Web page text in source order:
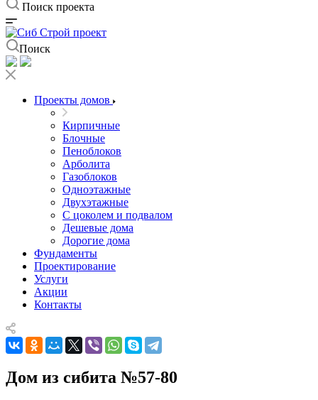
Поиск проекта
Поиск
Проекты домов
Кирпичные
Блочные
Пеноблоков
Арболита
Газоблоков
Одноэтажные
Двухэтажные
С цоколем и подвалом
Дешевые дома
Дорогие дома
Фундаменты
Проектирование
Услуги
Акции
Контакты
Дом из сибита №57-80